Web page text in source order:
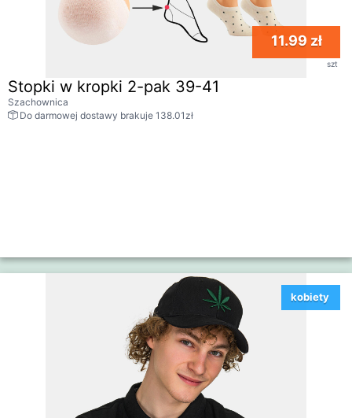
11.99 zł
szt
Stopki w kropki 2-pak 39-41
Szachownica
Do darmowej dostawy brakuje 138.01zł
kobiety